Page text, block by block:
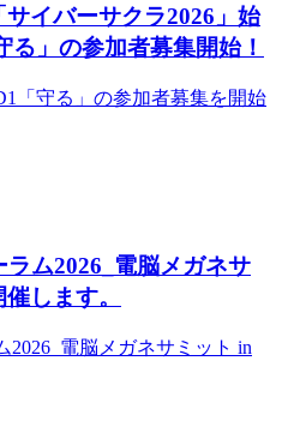
イバーサクラ2026」始
」の参加者募集開始！
「守る」の参加者募集を開始
ム2026_電脳メガネサ
します。
2026_電脳メガネサミット in